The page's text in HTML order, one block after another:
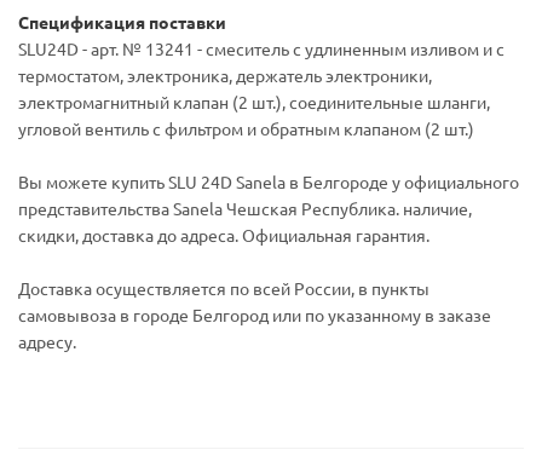
Спецификация поставки
SLU24D - арт. № 13241 - смеситель с удлиненным изливом и с
термостатом, электроника, держатель электроники,
электромагнитный клапан (2 шт.), соединительные шланги,
угловой вентиль с фильтром и обратным клапаном (2 шт.)
Вы можете купить SLU 24D Sanela в Белгороде у официального
представительства Sanela Чешская Республика. наличие,
скидки, доставка до адреса. Официальная гарантия.
Доставка осуществляется по всей России, в пункты
самовывоза в городе Белгород или по указанному в заказе
адресу.